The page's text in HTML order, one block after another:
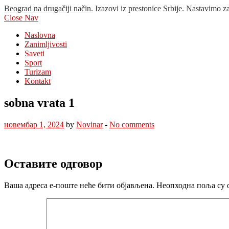
Beograd na drugačiji način. Izazovi iz prestonice Srbije. Nastavimo
Close Nav
Naslovna
Zanimljivosti
Saveti
Sport
Turizam
Kontakt
sobna vrata 1
новембар 1, 2024 by Novinar- No comments
Оставите одговор
Ваша адреса е-поште неће бити објављена. Неопходна поља су